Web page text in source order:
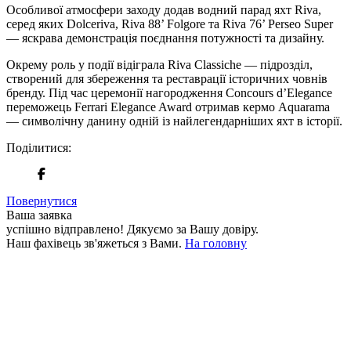
Особливої атмосфери заходу додав водний парад яхт Riva,
серед яких Dolceriva, Riva 88’ Folgore та Riva 76’ Perseo Super
— яскрава демонстрація поєднання потужності та дизайну.
Окрему роль у події відіграла Riva Classiche — підрозділ,
створений для збереження та реставрації історичних човнів
бренду. Під час церемонії нагородження Concours d’Elegance
переможець Ferrari Elegance Award отримав кермо Aquarama
— символічну данину одній із найлегендарніших яхт в історії.
Поділитися:
Повернутися
Ваша заявка
успішно відправлено! Дякуємо за Вашу довіру.
Наш фахівець зв'яжеться з Вами. На головну